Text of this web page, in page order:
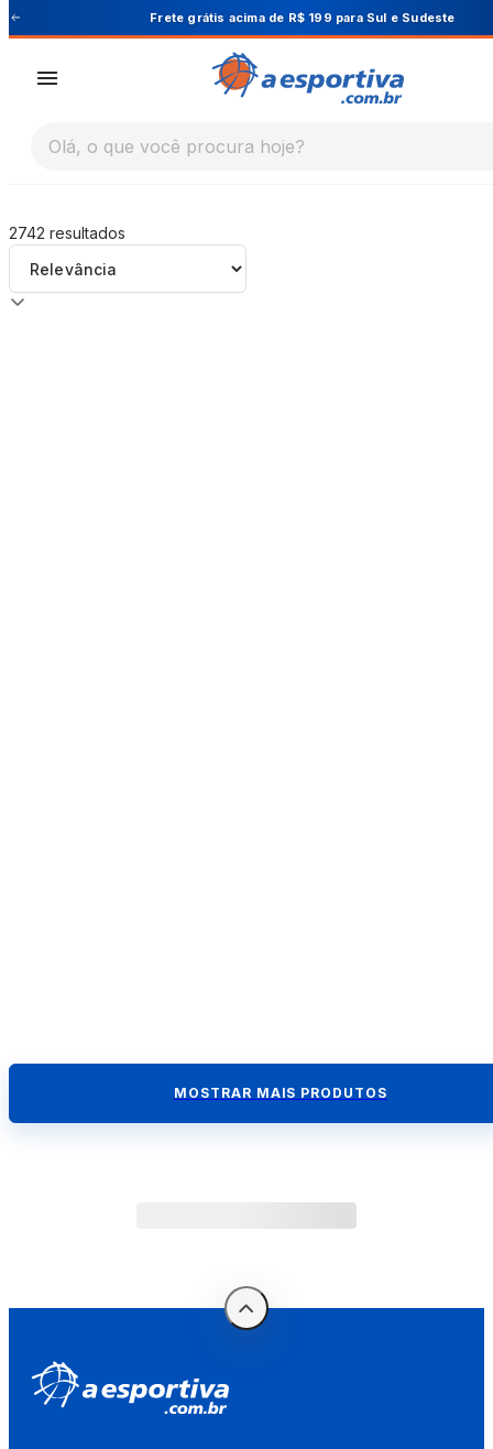
A Esportiva Cupom PRIMEIRA10 para 10%
Olá, o que você procura hoje?
2742 resultados
MOSTRAR MAIS PRODUTOS